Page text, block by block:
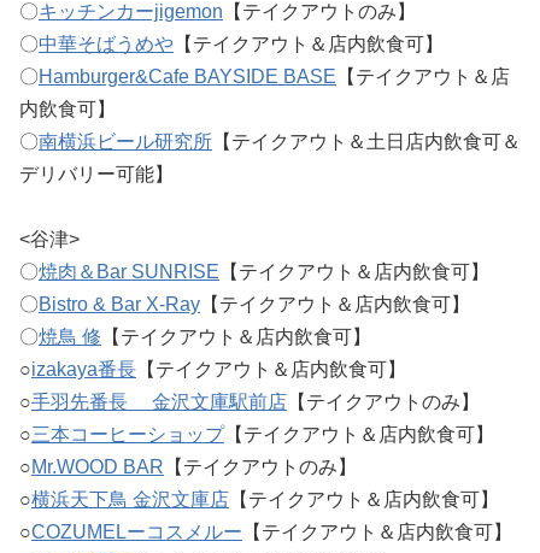
〇キッチンカーjigemon 【テイクアウトのみ】
〇中華そばうめや 【テイクアウト＆店内飲食可】
〇Hamburger&Cafe BAYSIDE BASE 【テイクアウト＆店
内飲食可】
〇南横浜ビール研究所 【テイクアウト＆土日店内飲食可＆
デリバリー可能】
<谷津>
〇焼肉＆Bar SUNRISE 【テイクアウト＆店内飲食可】
〇Bistro & Bar X-Ray 【テイクアウト＆店内飲食可】
〇焼鳥 修 【テイクアウト＆店内飲食可】
○izakaya番長 【テイクアウト＆店内飲食可】
○手羽先番長 金沢文庫駅前店 【テイクアウトのみ】
○三本コーヒーショップ【テイクアウト＆店内飲食可】
○Mr.WOOD BAR 【テイクアウトのみ】
○横浜天下鳥 金沢文庫店 【テイクアウト＆店内飲食可】
○COZUMELーコスメルー 【テイクアウト＆店内飲食可】